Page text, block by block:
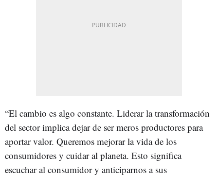
“El cambio es algo constante. Liderar la transformación
del sector implica dejar de ser meros productores para
aportar valor. Queremos mejorar la vida de los
consumidores y cuidar al planeta. Esto significa
escuchar al consumidor y anticiparnos a sus